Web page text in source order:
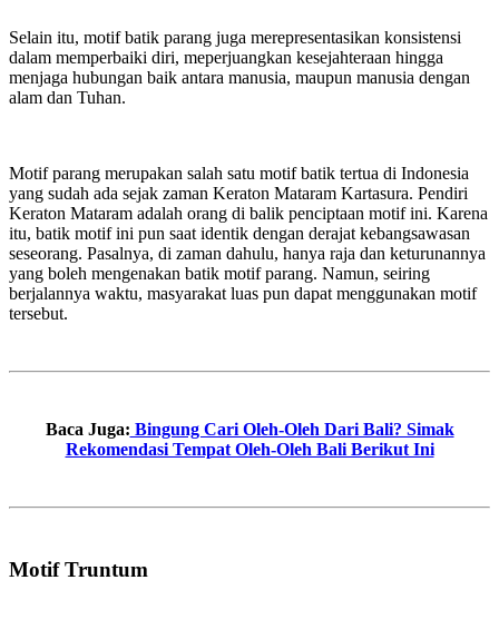
Selain itu, motif batik parang juga merepresentasikan konsistensi
dalam memperbaiki diri, meperjuangkan kesejahteraan hingga
menjaga hubungan baik antara manusia, maupun manusia dengan
alam dan Tuhan.
Motif parang merupakan salah satu motif batik tertua di Indonesia
yang sudah ada sejak zaman Keraton Mataram Kartasura. Pendiri
Keraton Mataram adalah orang di balik penciptaan motif ini. Karena
itu, batik motif ini pun saat identik dengan derajat kebangsawasan
seseorang. Pasalnya, di zaman dahulu, hanya raja dan keturunannya
yang boleh mengenakan batik motif parang. Namun, seiring
berjalannya waktu, masyarakat luas pun dapat menggunakan motif
tersebut.
Baca Juga: Bingung Cari Oleh-Oleh Dari Bali? Simak
Rekomendasi Tempat Oleh-Oleh Bali Berikut Ini
Motif Truntum